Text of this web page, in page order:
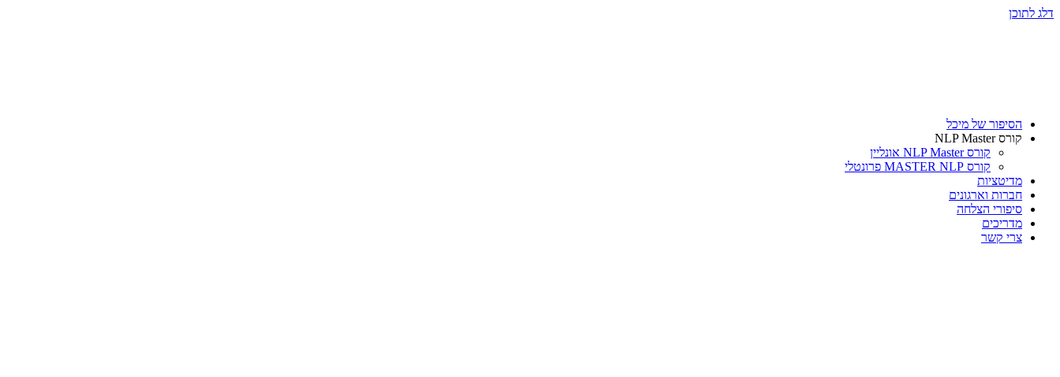
דלג לתוכן
הסיפור של מיכל
קורס NLP Master
קורס NLP Master אונליין
קורס MASTER NLP פרונטלי
מדיטציות
חברות וארגונים
סיפורי הצלחה
מדריכים
צרי קשר